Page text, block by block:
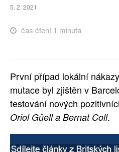
SOCIÁLNÍ SÍTĚ
RUBRIKY
PLNÁ VERZE STRÁNEK
5. 2. 2021
čas čtení 1 minuta
První případ lokální
mutace byl zjištěn v
testování nových
Oriol Güell a Bernat Coll.